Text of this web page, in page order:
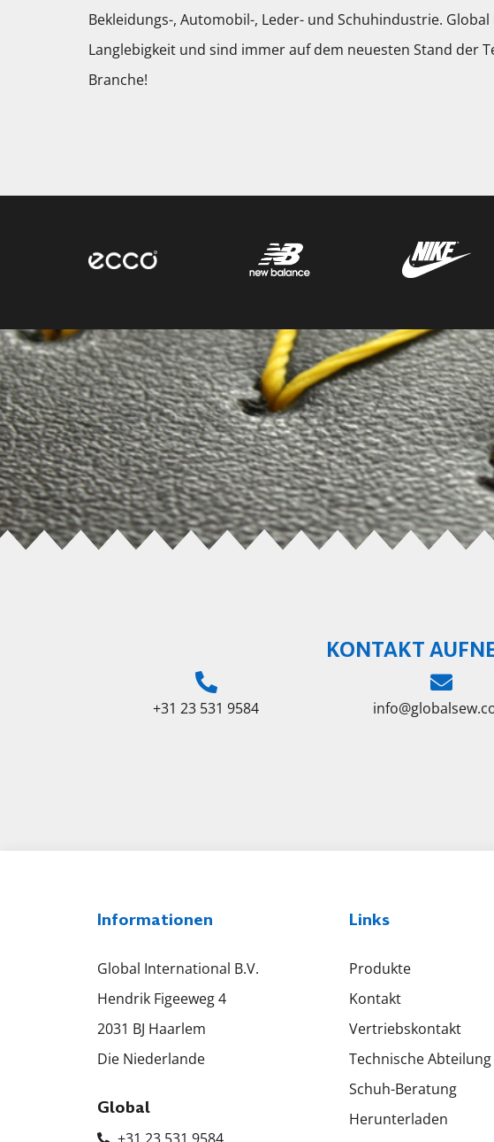
Bekleidungs-, Automobil-, Leder- und Schuhindustrie.
Langlebigkeit und sind immer auf dem neuesten Stand der
Branche!
KONTAKT
+31 23 531 9584
Informationen
Global International B.V.
Hendrik Figeeweg 4
2031 BJ Haarlem
Die Niederlande
Global
Links
Produkte
Kontakt
Vertriebskontakt
Technische Abteilung
Schuh-Beratung
Herunterladen